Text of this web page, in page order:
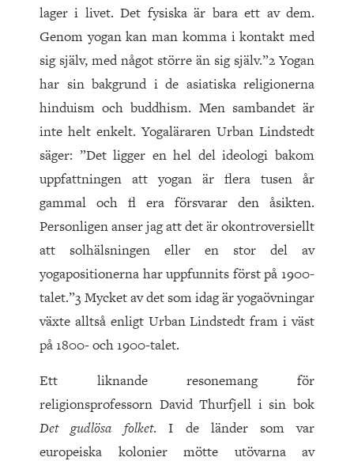
lager i livet. Det fysiska är bara ett av dem.
Genom yogan kan man komma i kontakt med
sig själv, med något större än sig själv.”2 Yogan
har sin bakgrund i de asiatiska religionerna
hinduism och buddhism. Men sambandet är
inte helt enkelt. Yogaläraren Urban Lindstedt
säger: ”Det ligger en hel del ideologi bakom
uppfattningen att yogan är flera tusen år
gammal och fl era försvarar den åsikten.
Personligen anser jag att det är okontroversiellt
att solhälsningen eller en stor del av
yogapositionerna har uppfunnits först på 1900-
talet.”3 Mycket av det som idag är yogaövningar
växte alltså enligt Urban Lindstedt fram i väst
på 1800- och 1900-talet.
Ett liknande resonemang för
religionsprofessorn David Thurfjell i sin bok
Det gudlösa folket. I de länder som var
europeiska kolonier mötte utövarna av